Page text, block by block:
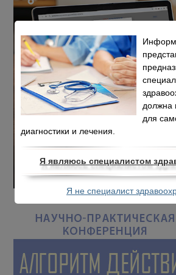
должна
для
диагностики и лечения.
Я являюсь специалистом
Я не специалист